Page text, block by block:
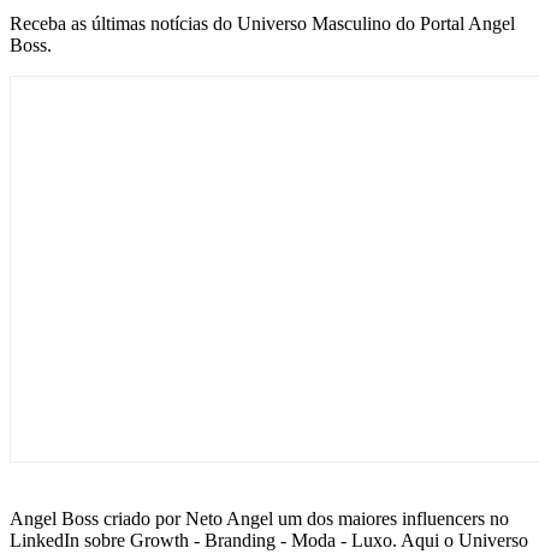
Receba as últimas notícias do Universo Masculino do Portal Angel
Boss.
Angel Boss criado por Neto Angel um dos maiores influencers no
LinkedIn sobre Growth - Branding - Moda - Luxo. Aqui o Universo